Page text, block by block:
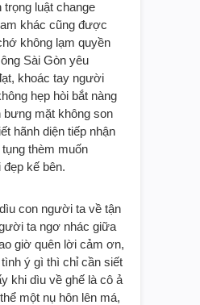
trọng luật change
khác cũng được
không lạm quyền
Sài Gòn yêu
khoác tay người
hẹp hòi bắt nàng
bưng mặt không son
hãnh diện tiếp nhận
thèm muốn
kế bên.
con người ta về tận
ta ngơ nhác giữa
giờ quên lời cảm ơn,
ý gì thì chỉ cần siết
khi dìu về ghế là cô ả
một nụ hôn lên má,